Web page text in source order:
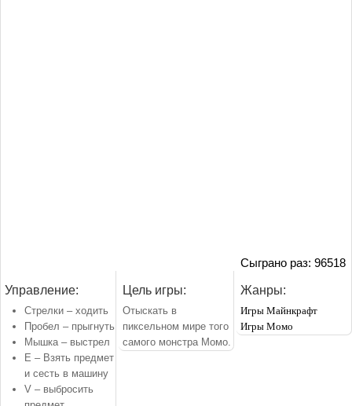
Сыграно раз: 96518
Управление:
Стрелки – ходить
Пробел – прыгнуть
Мышка – выстрел
E – Взять предмет
и сесть в машину
V – выбросить
Цель игры:
Отыскать в
пиксельном мире того
самого монстра Момо.
Жанры:
Игры Майнкрафт
Игры Момо